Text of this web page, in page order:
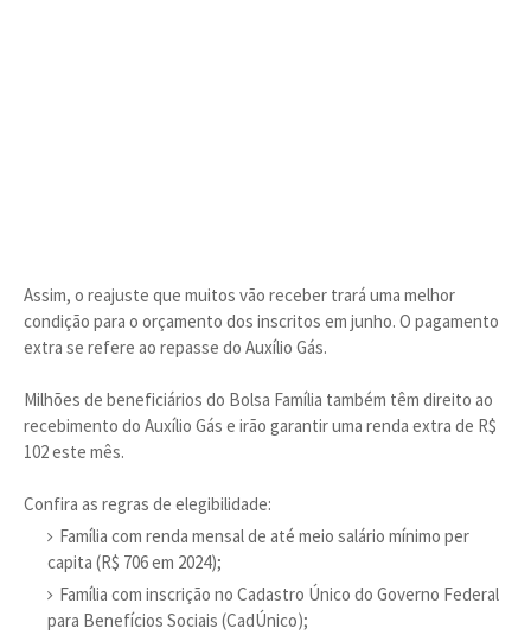
Assim, o reajuste que muitos vão receber trará uma melhor
condição para o orçamento dos inscritos em junho. O pagamento
extra se refere ao repasse do Auxílio Gás.
Milhões de beneficiários do Bolsa Família também têm direito ao
recebimento do Auxílio Gás e irão garantir uma renda extra de R$
102 este mês.
Confira as regras de elegibilidade:
Família com renda mensal de até meio salário mínimo per
capita (R$ 706 em 2024);
Família com inscrição no Cadastro Único do Governo Federal
para Benefícios Sociais (CadÚnico);